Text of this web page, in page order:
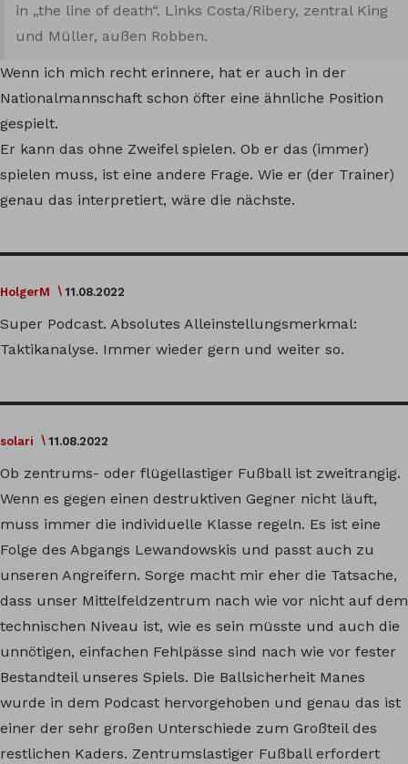
in „the line of death“. Links Costa/Ribery, zentral King
und Müller, außen Robben.
Wenn ich mich recht erinnere, hat er auch in der
Nationalmannschaft schon öfter eine ähnliche Position
gespielt.
Er kann das ohne Zweifel spielen. Ob er das (immer)
spielen muss, ist eine andere Frage. Wie er (der Trainer)
genau das interpretiert, wäre die nächste.
HolgerM 11.08.2022
Super Podcast. Absolutes Alleinstellungsmerkmal:
Taktikanalyse. Immer wieder gern und weiter so.
solari 11.08.2022
Ob zentrums- oder flügellastiger Fußball ist zweitrangig.
Wenn es gegen einen destruktiven Gegner nicht läuft,
muss immer die individuelle Klasse regeln. Es ist eine
Folge des Abgangs Lewandowskis und passt auch zu
unseren Angreifern. Sorge macht mir eher die Tatsache,
dass unser Mittelfeldzentrum nach wie vor nicht auf dem
technischen Niveau ist, wie es sein müsste und auch die
unnötigen, einfachen Fehlpässe sind nach wie vor fester
Bestandteil unseres Spiels. Die Ballsicherheit Manes
wurde in dem Podcast hervorgehoben und genau das ist
einer der sehr großen Unterschiede zum Großteil des
restlichen Kaders. Zentrumslastiger Fußball erfordert